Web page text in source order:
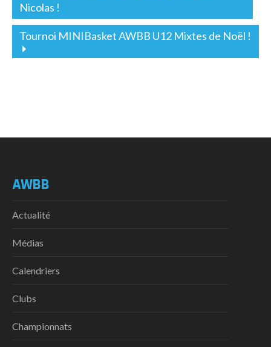
Nicolas !
Tournoi MINIBasket AWBB U12 Mixtes de Noël !
AWBB
Actualité
Médias
Calendriers
Clubs
Championnats